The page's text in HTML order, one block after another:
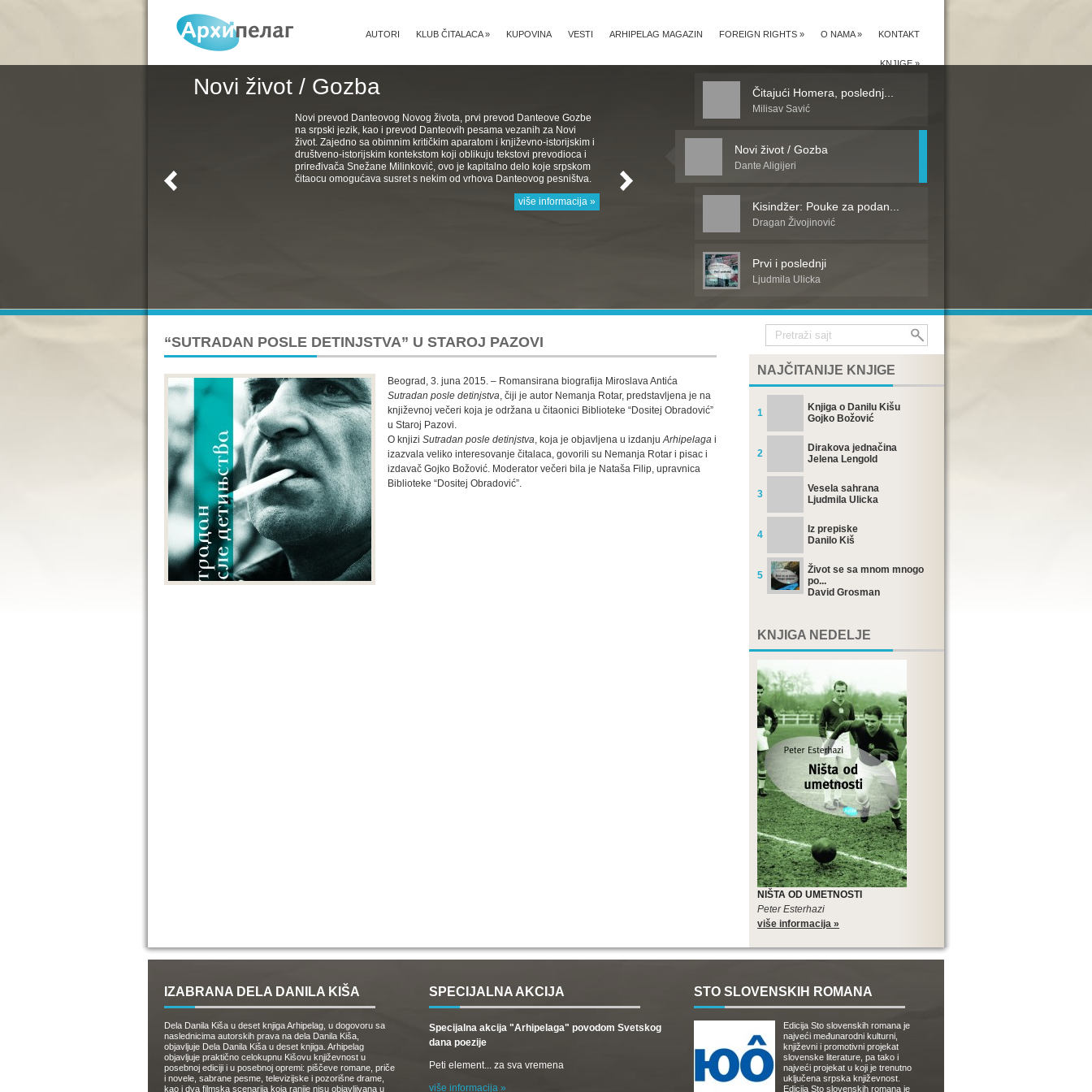
KONTAKT
O NAMA»
FOREIGN RIGHTS »
ARHIPELAG MAGAZIN
VESTI
KUPOVINA
KLUB ČITALACA»
AUTORI
KNJIGE»
Novi život / Gozba
Novi prevod Danteovog Novog života, prvi prevod Danteove Gozbe
na srpski jezik, kao i prevod Danteovih pesama vezanih za Novi
život. Zajedno sa obimnim kritičkim aparatom i književno-istorijskim i
društveno-istorijskim kontekstom koji oblikuju tekstovi prevodioca i
priređivača Snežane Milinković, ovo je kapitalno delo koje srpskom
čitaocu omogućava susret s nekim od vrhova Danteovog pesništva.
više informacija »
Čitajući Homera, poslednj...
Milisav Savić
Novi život / Gozba
Dante Aligijeri
Kisindžer: Pouke za podan...
Dragan Živojinović
Prvi i poslednji
Ljudmila Ulicka
“SUTRADAN POSLE DETINJSTVA” U STAROJ PAZOVI
Beograd, 3. juna 2015. – Romansirana biografija Miroslava Antića
Sutradan posle detinjstva, čiji je autor Nemanja Rotar, predstavljena je na
književnoj večeri koja je održana u čitaonici Biblioteke “Dositej Obradović”
u Staroj Pazovi.
O knjizi Sutradan posle detinjstva, koja je objavljena u izdanjuArhipelaga i
izazvala veliko interesovanje čitalaca, govorili su Nemanja Rotar i pisac i
izdavač Gojko Božović. Moderator večeri bila je Nataša Filip, upravnica
Biblioteke “Dositej Obradović”.
NAJČITANIJE KNJIGE
1
Knjiga o Danilu Kišu
Gojko Božović
2
Dirakova jednačina
Jelena Lengold
3
Vesela sahrana
Ljudmila Ulicka
4
Iz prepiske
Danilo Kiš
5
Život se sa mnom mnogo
po...
David Grosman
KNJIGA NEDELJE
NIŠTA OD UMETNOSTI
Peter Esterhazi
više informacija »
IZABRANA DELA DANILA KIŠA
Dela Danila Kiša u deset knjiga Arhipelag, u dogovoru sa
naslednicima autorskih prava na dela Danila Kiša,
objavljuje Dela Danila Kiša u deset knjiga. Arhipelag
objavljuje praktično celokupnu Kišovu književnost u
posebnoj ediciji i u posebnoj opremi: piščeve romane, priče
i novele, sabrane pesme, televizijske i pozorišne drame,
kao i dva filmska scenarija koja ranije nisu objavljivana u
SPECIJALNA AKCIJA
Specijalna akcija "Arhipelaga" povodom Svetskog
dana poezije
Peti element... za sva vremena
više informacija »
STO SLOVENSKIH ROMANA
Edicija Sto slovenskih romana je
najveći međunarodni kulturni,
književni i promotivni projekat
slovenske literature, pa tako i
najveći projekat u koji je trenutno
uključena srpska književnost.
Edicija Sto slovenskih romana je